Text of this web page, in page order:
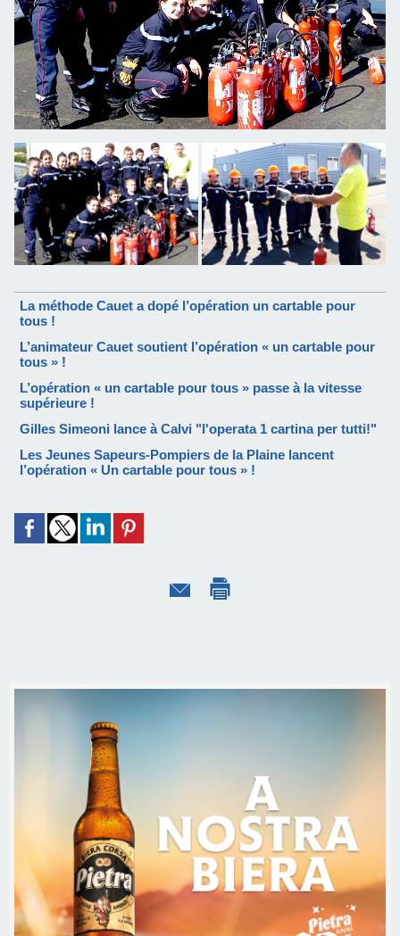
La méthode Cauet a dopé l’opération un cartable pour
tous !
L’animateur Cauet soutient l’opération « un cartable pour
tous » !
L’opération « un cartable pour tous » passe à la vitesse
supérieure !
Gilles Simeoni lance à Calvi "l'operata 1 cartina per tutti!"
Les Jeunes Sapeurs-Pompiers de la Plaine lancent
l’opération « Un cartable pour tous » !